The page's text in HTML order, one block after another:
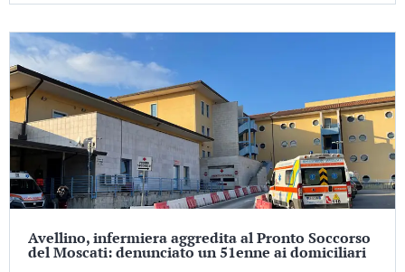
Avellino, infermiera aggredita al Pronto Soccorso
del Moscati: denunciato un 51enne ai domiciliari